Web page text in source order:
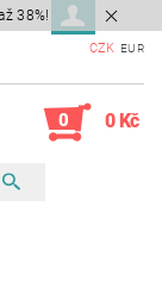
38%!
CZK EUR
0 0 Kč